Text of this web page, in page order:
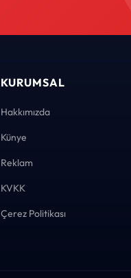
KURUMSAL
Hakkımızda
Künye
Reklam
KVKK
Çerez Politikası